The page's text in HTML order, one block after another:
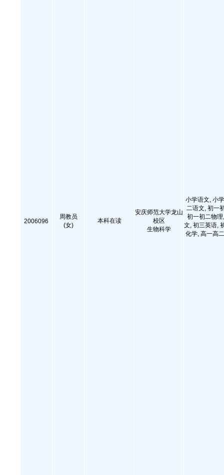
2006096
周教员
(女)
本科在读
安庆师范大学龙山
校区
生物科学
小学语文, 小
二语文, 初一
初一初二物
文, 初三英语,
化学, 高一高